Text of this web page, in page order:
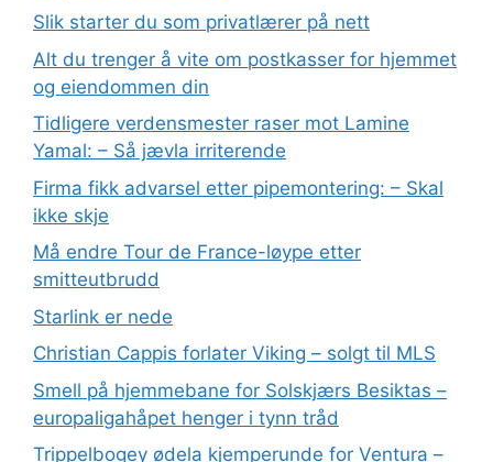
Slik starter du som privatlærer på nett
Alt du trenger å vite om postkasser for hjemmet
og eiendommen din
Tidligere verdensmester raser mot Lamine
Yamal: – Så jævla irriterende
Firma fikk advarsel etter pipemontering: – Skal
ikke skje
Må endre Tour de France-løype etter
smitteutbrudd
Starlink er nede
Christian Cappis forlater Viking – solgt til MLS
Smell på hjemmebane for Solskjærs Besiktas –
europaligahåpet henger i tynn tråd
Trippelbogey ødela kjemperunde for Ventura –